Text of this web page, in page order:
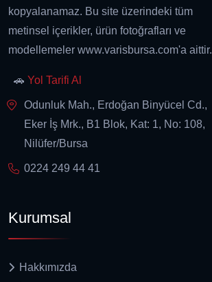
kopyalanamaz. Bu site üzerindeki tüm
metinsel içerikler, ürün fotoğrafları ve
modellemeler www.varisbursa.com'a aittir.
🚗 Yol Tarifi Al
Odunluk Mah., Erdoğan Binyücel Cd.,
Eker İş Mrk., B1 Blok, Kat: 1, No: 108,
Nilüfer/Bursa
0224 249 44 41
Kurumsal
Hakkımızda